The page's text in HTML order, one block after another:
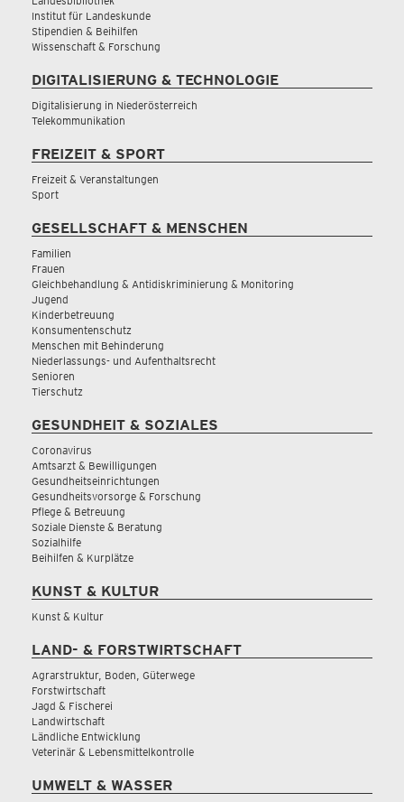
Institut für Landeskunde
Stipendien & Beihilfen
Wissenschaft & Forschung
DIGITALISIERUNG & TECHNOLOGIE
Digitalisierung in Niederösterreich
Telekommunikation
FREIZEIT & SPORT
Freizeit & Veranstaltungen
Sport
GESELLSCHAFT & MENSCHEN
Familien
Frauen
Gleichbehandlung & Antidiskriminierung & Monitoring
Jugend
Kinderbetreuung
Konsumentenschutz
Menschen mit Behinderung
Niederlassungs- und Aufenthaltsrecht
Senioren
Tierschutz
GESUNDHEIT & SOZIALES
Coronavirus
Amtsarzt & Bewilligungen
Gesundheitseinrichtungen
Gesundheitsvorsorge & Forschung
Pflege & Betreuung
Soziale Dienste & Beratung
Sozialhilfe
Beihilfen & Kurplätze
KUNST & KULTUR
Kunst & Kultur
LAND- & FORSTWIRTSCHAFT
Agrarstruktur, Boden, Güterwege
Forstwirtschaft
Jagd & Fischerei
Landwirtschaft
Ländliche Entwicklung
Veterinär & Lebensmittelkontrolle
UMWELT & WASSER